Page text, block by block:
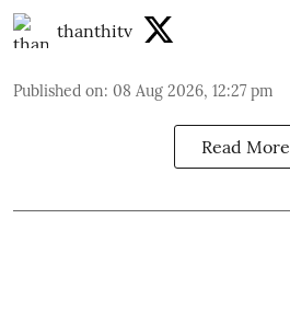
thanthitv
Published on: 08 Aug 2026, 12:27 pm
Read More